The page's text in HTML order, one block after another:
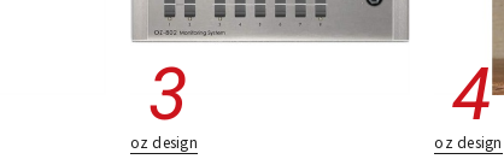
oz design oz design